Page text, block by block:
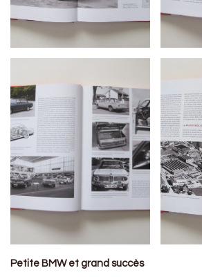
Petite BMW et grand succès